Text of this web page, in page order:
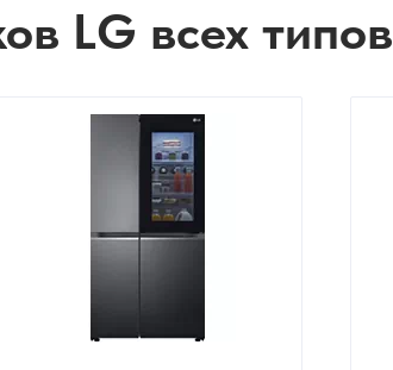
LG всех типов